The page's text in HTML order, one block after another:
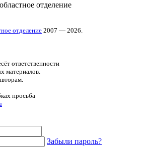
отделение
отделение 2007 — 2026.
ответственности
материалов.
просьба
Забыли пароль?